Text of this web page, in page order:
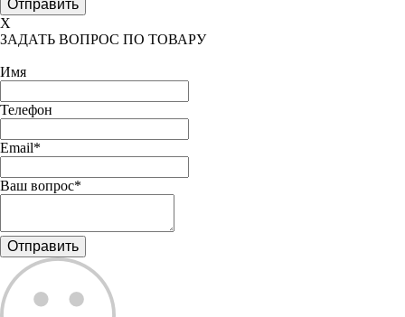
X
ЗАДАТЬ ВОПРОС ПО ТОВАРУ
Имя
Телефон
Email*
Ваш вопрос*